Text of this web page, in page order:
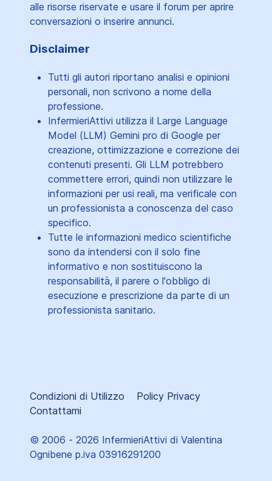
alle risorse riservate e usare il forum per aprire
conversazioni o inserire annunci.
Disclaimer
Tutti gli autori riportano analisi e opinioni
personali, non scrivono a nome della
professione.
InfermieriAttivi utilizza il Large Language
Model (LLM) Gemini pro di Google per
creazione, ottimizzazione e correzione dei
contenuti presenti. Gli LLM potrebbero
commettere errori, quindi non utilizzare le
informazioni per usi reali, ma verificale con
un professionista a conoscenza del caso
specifico.
Tutte le informazioni medico scientifiche
sono da intendersi con il solo fine
informativo e non sostituiscono la
responsabilità, il parere o l'obbligo di
esecuzione e prescrizione da parte di un
professionista sanitario.
Condizioni di Utilizzo
Policy Privacy
Contattami
© 2006 - 2026 InfermieriAttivi di Valentina
Ognibene p.iva 03916291200